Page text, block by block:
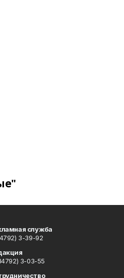
служба
3-39-92
3-03-55